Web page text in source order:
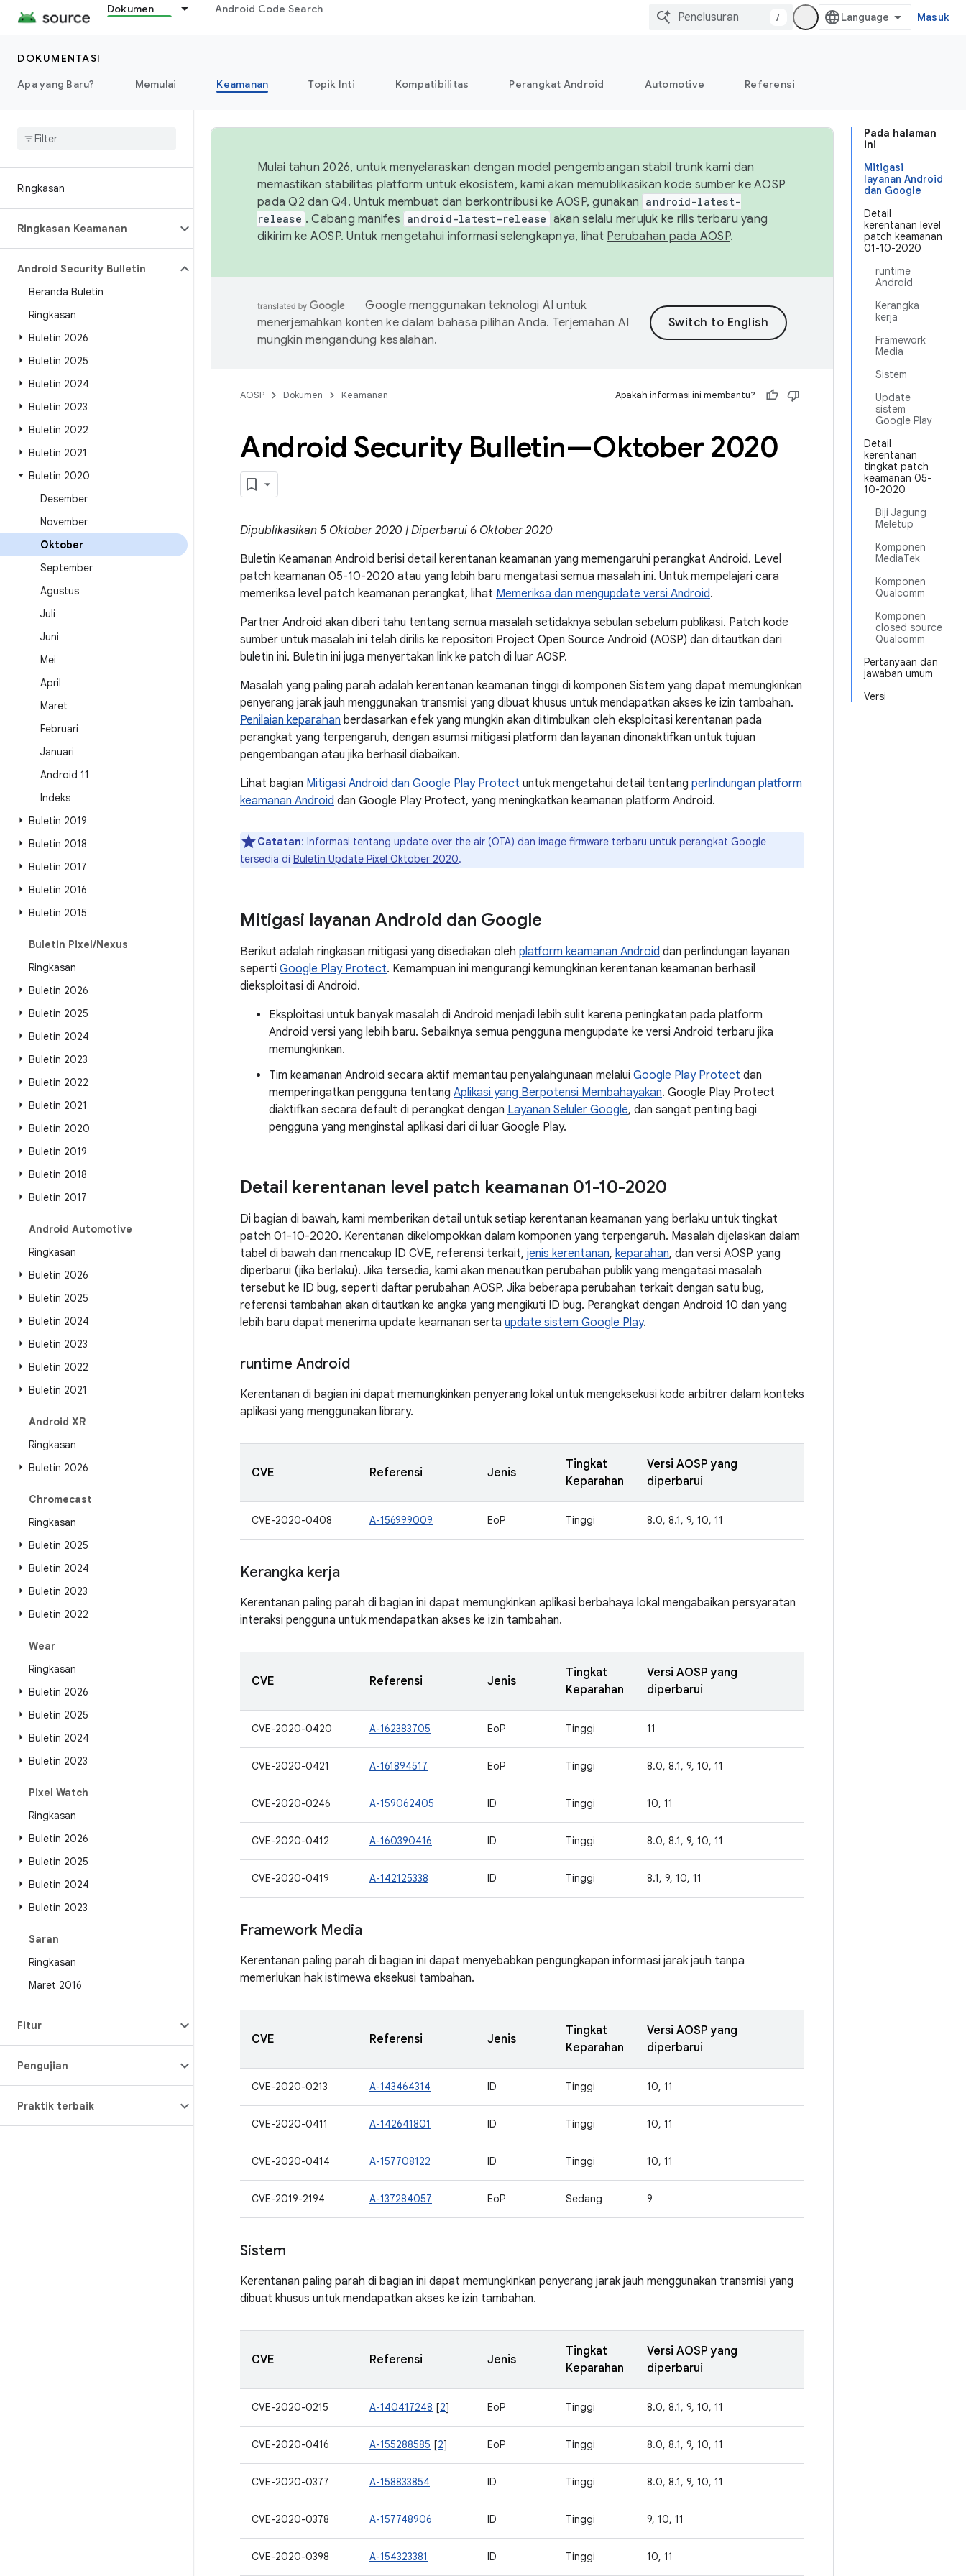
Dokumen Android Code Search
/ Masuk
DOKUMENTASI
Apa yang Baru?
Memulai Keamanan Topik Inti Kompatibilitas Perangkat Android Automotive Referensi
Ringkasan
Ringkasan Keamanan
Android Security Bulletin
Beranda Buletin
Ringkasan
Buletin 2026
Buletin 2025
Buletin 2024
Buletin 2023
Buletin 2022
Buletin 2021
Buletin 2020
Desember
November
Oktober
September
Agustus
Juli
Juni
Mei
April
Maret
Februari
Januari
Android 11
Indeks
Buletin 2019
Buletin 2018
Buletin 2017
Buletin 2016
Buletin 2015
Buletin Pixel/Nexus
Ringkasan
Buletin 2026
Buletin 2025
Buletin 2024
Buletin 2023
Buletin 2022
Buletin 2021
Buletin 2020
Buletin 2019
Buletin 2018
Buletin 2017
Android Automotive
Ringkasan
Buletin 2026
Buletin 2025
Buletin 2024
Buletin 2023
Buletin 2022
Buletin 2021
Android XR
Ringkasan
Buletin 2026
Chromecast
Ringkasan
Buletin 2025
Buletin 2024
Buletin 2023
Buletin 2022
Wear
Ringkasan
Buletin 2026
Buletin 2025
Buletin 2024
Buletin 2023
Pixel Watch
Ringkasan
Buletin 2026
Buletin 2025
Buletin 2024
Buletin 2023
Saran
Ringkasan
Maret 2016
Fitur
Pengujian
Praktik terbaik
Pada halaman
ini
Mitigasi
layanan Android
dan Google
Detail
kerentanan level
patch keamanan
01-10-2020
runtime
Android
Kerangka
kerja
Framework
Media
Sistem
Update
sistem
Google Play
Detail
kerentanan
tingkat patch
keamanan 05-
10-2020
Biji Jagung
Meletup
Komponen
MediaTek
Komponen
Qualcomm
Komponen
closed source
Qualcomm
Pertanyaan dan
jawaban umum
Versi
Mulai tahun 2026, untuk menyelaraskan dengan model pengembangan stabil trunk kami dan
memastikan stabilitas platform untuk ekosistem, kami akan memublikasikan kode sumber ke AOSP
pada Q2 dan Q4. Untuk membuat dan berkontribusi ke AOSP, gunakan android-latest-
release . Cabang manifes android-latest-release akan selalu merujuk ke rilis terbaru yang
dikirim ke AOSP. Untuk mengetahui informasi selengkapnya, lihat Perubahan pada AOSP.
Google menggunakan teknologi AI untuk
menerjemahkan konten ke dalam bahasa pilihan Anda. Terjemahan AI
mungkin mengandung kesalahan.
AOSP Dokumen Keamanan Apakah informasi ini membantu?
Android Security Bulletin—Oktober 2020
Dipublikasikan 5 Oktober 2020 | Diperbarui 6 Oktober 2020
Buletin Keamanan Android berisi detail kerentanan keamanan yang memengaruhi perangkat Android. Level
patch keamanan 05-10-2020 atau yang lebih baru mengatasi semua masalah ini. Untuk mempelajari cara
memeriksa level patch keamanan perangkat, lihat Memeriksa dan mengupdate versi Android.
Partner Android akan diberi tahu tentang semua masalah setidaknya sebulan sebelum publikasi. Patch kode
sumber untuk masalah ini telah dirilis ke repositori Project Open Source Android (AOSP) dan ditautkan dari
buletin ini. Buletin ini juga menyertakan link ke patch di luar AOSP.
Masalah yang paling parah adalah kerentanan keamanan tinggi di komponen Sistem yang dapat memungkinkan
penyerang jarak jauh menggunakan transmisi yang dibuat khusus untuk mendapatkan akses ke izin tambahan.
Penilaian keparahan berdasarkan efek yang mungkin akan ditimbulkan oleh eksploitasi kerentanan pada
perangkat yang terpengaruh, dengan asumsi mitigasi platform dan layanan dinonaktifkan untuk tujuan
pengembangan atau jika berhasil diabaikan.
Lihat bagian Mitigasi Android dan Google Play Protect untuk mengetahui detail tentang perlindungan platform
keamanan Android dan Google Play Protect, yang meningkatkan keamanan platform Android.
Catatan: Informasi tentang update over the air (OTA) dan image firmware terbaru untuk perangkat Google
tersedia di Buletin Update Pixel Oktober 2020.
Mitigasi layanan Android dan Google
Berikut adalah ringkasan mitigasi yang disediakan oleh platform keamanan Android dan perlindungan layanan
seperti Google Play Protect. Kemampuan ini mengurangi kemungkinan kerentanan keamanan berhasil
dieksploitasi di Android.
Eksploitasi untuk banyak masalah di Android menjadi lebih sulit karena peningkatan pada platform
Android versi yang lebih baru. Sebaiknya semua pengguna mengupdate ke versi Android terbaru jika
memungkinkan.
Tim keamanan Android secara aktif memantau penyalahgunaan melalui Google Play Protect dan
memperingatkan pengguna tentang Aplikasi yang Berpotensi Membahayakan. Google Play Protect
diaktifkan secara default di perangkat dengan Layanan Seluler Google, dan sangat penting bagi
pengguna yang menginstal aplikasi dari di luar Google Play.
Detail kerentanan level patch keamanan 01-10-2020
Di bagian di bawah, kami memberikan detail untuk setiap kerentanan keamanan yang berlaku untuk tingkat
patch 01-10-2020. Kerentanan dikelompokkan dalam komponen yang terpengaruh. Masalah dijelaskan dalam
tabel di bawah dan mencakup ID CVE, referensi terkait, jenis kerentanan, keparahan, dan versi AOSP yang
diperbarui (jika berlaku). Jika tersedia, kami akan menautkan perubahan publik yang mengatasi masalah
tersebut ke ID bug, seperti daftar perubahan AOSP. Jika beberapa perubahan terkait dengan satu bug,
referensi tambahan akan ditautkan ke angka yang mengikuti ID bug. Perangkat dengan Android 10 dan yang
lebih baru dapat menerima update keamanan serta update sistem Google Play.
runtime Android
Kerentanan di bagian ini dapat memungkinkan penyerang lokal untuk mengeksekusi kode arbitrer dalam konteks
aplikasi yang menggunakan library.
CVE Referensi Jenis
Tingkat
Keparahan
Versi AOSP yang
diperbarui
CVE-2020-0408 A-156999009 EoP Tinggi 8.0, 8.1, 9, 10, 11
Kerangka kerja
Kerentanan paling parah di bagian ini dapat memungkinkan aplikasi berbahaya lokal mengabaikan persyaratan
interaksi pengguna untuk mendapatkan akses ke izin tambahan.
CVE Referensi Jenis
Tingkat
Keparahan
Versi AOSP yang
diperbarui
CVE-2020-0420 A-162383705 EoP Tinggi 11
CVE-2020-0421 A-161894517 EoP Tinggi 8.0, 8.1, 9, 10, 11
CVE-2020-0246 A-159062405 ID Tinggi 10, 11
CVE-2020-0412 A-160390416 ID Tinggi 8.0, 8.1, 9, 10, 11
CVE-2020-0419 A-142125338 ID Tinggi 8.1, 9, 10, 11
Framework Media
Kerentanan paling parah di bagian ini dapat menyebabkan pengungkapan informasi jarak jauh tanpa
memerlukan hak istimewa eksekusi tambahan.
CVE Referensi Jenis
Tingkat
Keparahan
Versi AOSP yang
diperbarui
CVE-2020-0213 A-143464314 ID Tinggi 10, 11
CVE-2020-0411 A-142641801 ID Tinggi 10, 11
CVE-2020-0414 A-157708122 ID Tinggi 10, 11
CVE-2019-2194 A-137284057 EoP Sedang 9
Sistem
Kerentanan paling parah di bagian ini dapat memungkinkan penyerang jarak jauh menggunakan transmisi yang
dibuat khusus untuk mendapatkan akses ke izin tambahan.
CVE Referensi Jenis
Tingkat
Keparahan
Versi AOSP yang
diperbarui
CVE-2020-0215 A-140417248 [2] EoP Tinggi 8.0, 8.1, 9, 10, 11
CVE-2020-0416 A-155288585 [2] EoP Tinggi 8.0, 8.1, 9, 10, 11
CVE-2020-0377 A-158833854 ID Tinggi 8.0, 8.1, 9, 10, 11
CVE-2020-0378 A-157748906 ID Tinggi 9, 10, 11
CVE-2020-0398 A-154323381 ID Tinggi 10, 11